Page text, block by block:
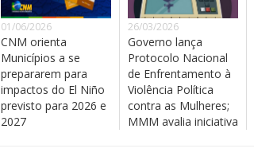
01/06/2026
CNM orienta
Municípios a se
prepararem para
impactos do El Niño
previsto para 2026 e
2027
26/03/2026
Governo lança
Protocolo Nacional
de Enfrentamento à
Violência Política
contra as Mulheres;
MMM avalia iniciativa